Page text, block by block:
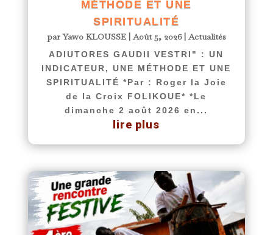
MÉTHODE ET UNE
SPIRITUALITÉ
parYawo KLOUSSE|Août 5, 2026|Actualités
ADIUTORES GAUDII VESTRI" : UN
INDICATEUR, UNE MÉTHODE ET UNE
SPIRITUALITÉ *Par : Roger la Joie
de la Croix FOLIKOUE* *Le
dimanche 2 août 2026 en...
lire plus